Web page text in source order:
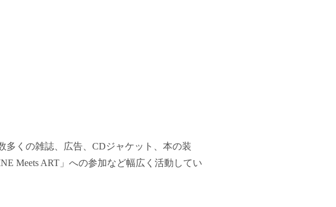
多くの雑誌、広告、CDジャケット、本の装
Meets ART」への参加など幅広く活動してい